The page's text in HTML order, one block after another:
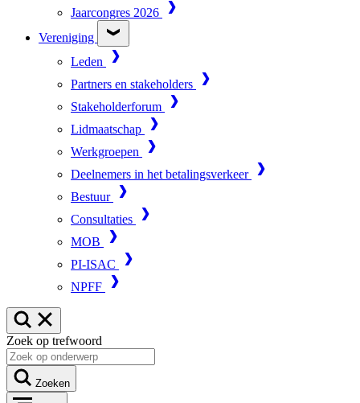
Jaarcongres 2026
Vereniging
Leden
Partners en stakeholders
Stakeholderforum
Lidmaatschap
Werkgroepen
Deelnemers in het betalingsverkeer
Bestuur
Consultaties
MOB
PI-ISAC
NPFF
Zoek op trefwoord
Zoeken